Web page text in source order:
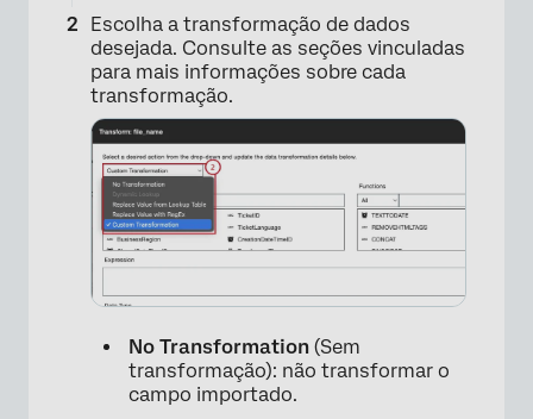
Escolha a transformação de dados
desejada. Consulte as seções vinculadas
para mais informações sobre cada
transformação.
No Transformation (Sem
transformação): não transformar o
campo importado.